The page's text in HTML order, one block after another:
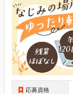
応募資格